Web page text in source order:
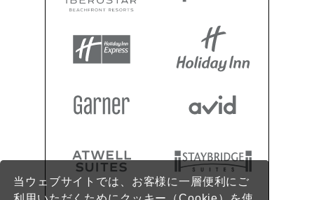
当ウェブサイトでは、お客様に一層便利にご